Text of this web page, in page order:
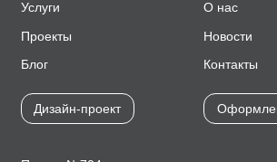
Услуги
Проекты
Блог
Дизайн-проект
О нас
Новости
Контакты